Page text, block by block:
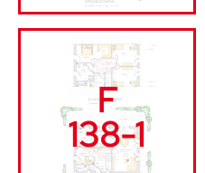
F
138-1